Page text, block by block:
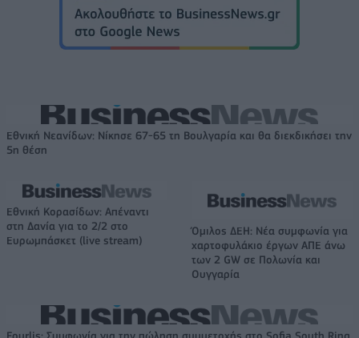
Εθνική Νεανίδων: Νίκησε 67-65 τη Βουλγαρία και θα διεκδικήσει την
5η θέση
Εθνική Κορασίδων: Απέναντι
στη Δανία για το 2/2 στο
Ευρωμπάσκετ (live stream)
Όμιλος ΔΕΗ: Νέα συμφωνία για
χαρτοφυλάκιο έργων ΑΠΕ άνω
των 2 GW σε Πολωνία και
Ουγγαρία